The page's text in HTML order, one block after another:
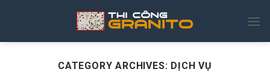
CATEGORY ARCHIVES: DỊCH VỤ